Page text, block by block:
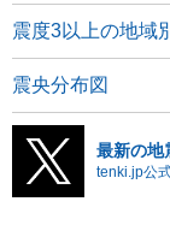
震度3以上の地域
震央分布図
最新の地
tenki.jp公